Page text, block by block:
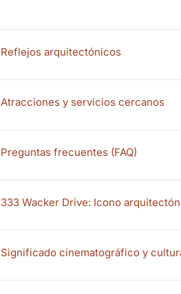
Reflejos arquitectónicos
Atracciones y servicios cercanos
Preguntas frecuentes (FAQ)
333 Wacker Drive: Icono
Significado cinematográfico y